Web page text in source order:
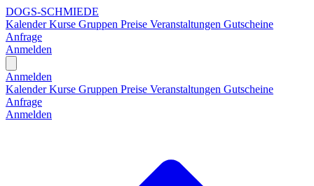
DOGS-SCHMIEDE
KalenderKurse Gruppen Preise Veranstaltungen Gutscheine
Anfrage
Anmelden
Anmelden
KalenderKurse Gruppen Preise Veranstaltungen Gutscheine
Anfrage
Anmelden